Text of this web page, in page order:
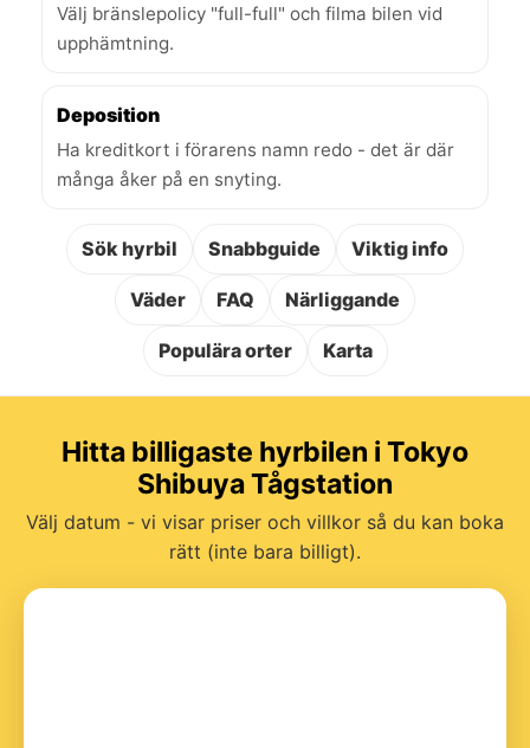
Välj bränslepolicy "full-full" och filma bilen vid
upphämtning.
Deposition
Ha kreditkort i förarens namn redo - det är där
många åker på en snyting.
Sök hyrbil Snabbguide Viktig info
Väder FAQ Närliggande
Populära orter Karta
Hitta billigaste hyrbilen i Tokyo
Shibuya Tågstation
Välj datum - vi visar priser och villkor så du kan boka
rätt (inte bara billigt).